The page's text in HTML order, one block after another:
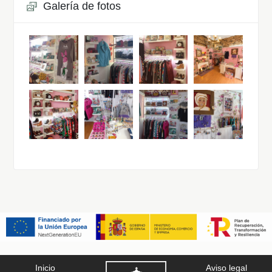
Galería de fotos
Inicio Aviso legal